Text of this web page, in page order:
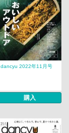
dancyu 2022年11月号
購入